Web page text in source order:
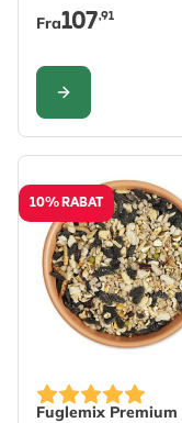
Fra107,91
KONFIGURER
10% RABAT
Fuglemix Premium
The price